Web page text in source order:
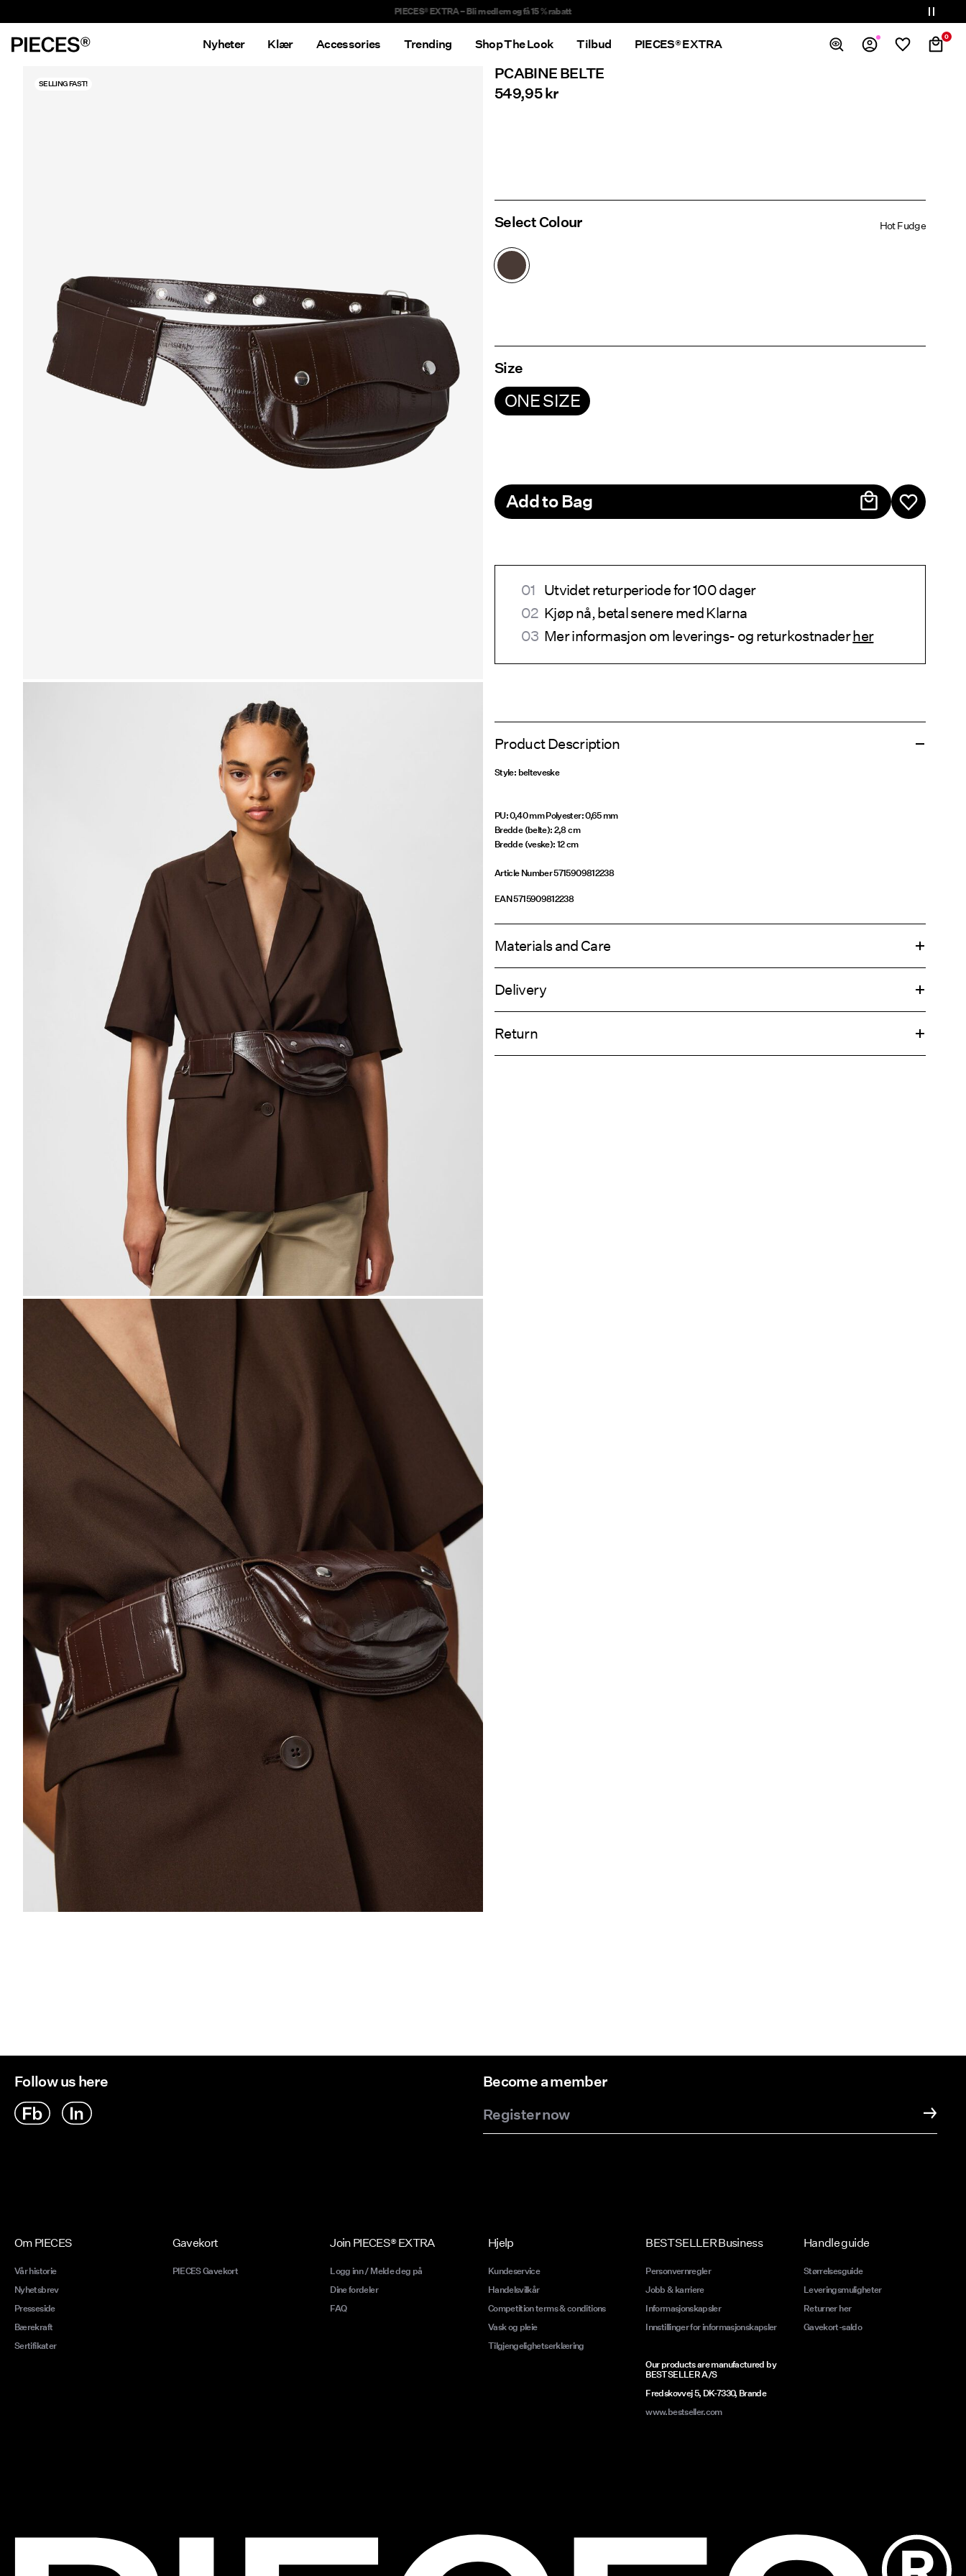
Delivery times will be longer than usual
0
Nyheter Klær Accessories Trending Shop The Look Tilbud PIECES® EXTRA
SELLING FAST!
PCABINE BELTE
549,95 kr
Select Colour Hot Fudge
Size
ONE SIZE
Add to Bag
Utvidet returperiode for 100 dager
Kjøp nå, betal senere med Klarna
Mer informasjon om leverings- og returkostnaderher
Product Description
Style: belteveske
PU: 0,40 mm Polyester: 0,65 mm
Bredde (belte): 2,8 cm
Bredde (veske): 12 cm
Article Number5715909812238
EAN5715909812238
Materials and Care
Delivery
Return
Follow us here
Become a member
Register now
Om PIECES
Vår historie
Nyhetsbrev
Presseside
Bærekraft
Sertifikater
Gavekort
PIECES Gavekort
Join PIECES® EXTRA
Logg inn / Melde deg på
Dine fordeler
FAQ
Hjelp
Kundeservice
Handelsvilkår
Competition terms & conditions
Vask og pleie
Tilgjengelighetserklæring
BESTSELLER Business
Personvernregler
Jobb & karriere
Informasjonskapsler
Innstillinger for informasjonskapsler
Our products are manufactured by
BESTSELLER A/S
Fredskovvej 5, DK-7330, Brande
www.bestseller.com
Handle guide
Størrelsesguide
Leveringsmuligheter
Returner her
Gavekort-saldo